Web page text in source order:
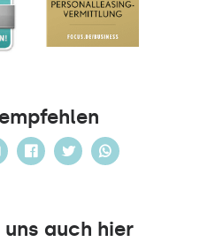
auch hier